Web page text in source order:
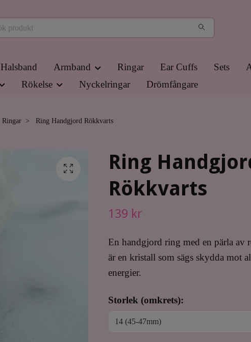
Halsband Armband Ringar Ear Cuffs Sets
Rökelse Nyckelringar Drömfångare
Ringar Ring Handgjord Rökkvarts
Ring
Rökkvarts
139 kr
En handgjord ring med en pärla av
är en kristall som sägs skydda mot
energier.
Storlek (omkrets):
14 (45-47mm)